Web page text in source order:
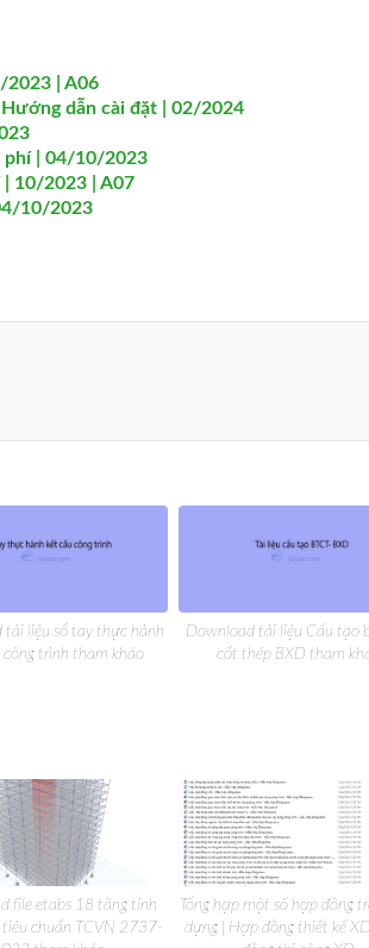
2023 | A06
dẫn cài đặt | 02/2024
phí | 04/10/2023
10/2023 | A07
10/2023
tài liệu sổ tay thực hành
công trình tham khảo
Download tài liệu Cấu tạo
cốt thép BXD tham
file etabs 18 tầng tính
chuẩn TCVN 2737-
Tổng hợp một số hợp đồng
dựng | Hợp đồng thiết kế